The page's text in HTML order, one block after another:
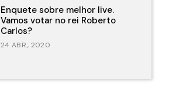
Enquete sobre melhor live.
Vamos votar no rei Roberto
Carlos?
24 ABR., 2020